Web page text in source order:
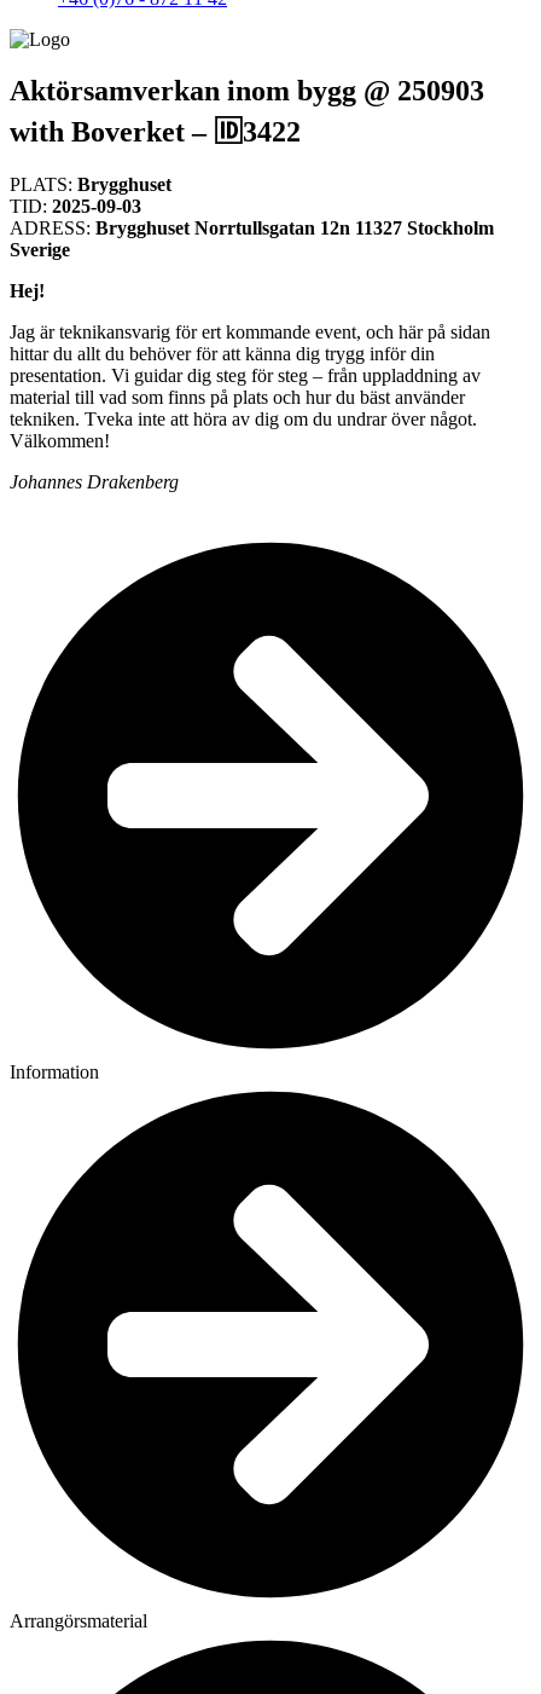
Aktörsamverkan inom bygg @ 250903
with Boverket – 🆔3422
PLATS: Brygghuset
TID: 2025-09-03
ADRESS: Brygghuset Norrtullsgatan 12n 11327 Stockholm
Sverige
Hej!
Jag är teknikansvarig för ert kommande event, och här på sidan
hittar du allt du behöver för att känna dig trygg inför din
presentation. Vi guidar dig steg för steg – från uppladdning av
material till vad som finns på plats och hur du bäst använder
tekniken. Tveka inte att höra av dig om du undrar över något.
Välkommen!
Johannes Drakenberg
Information
Arrangörsmaterial